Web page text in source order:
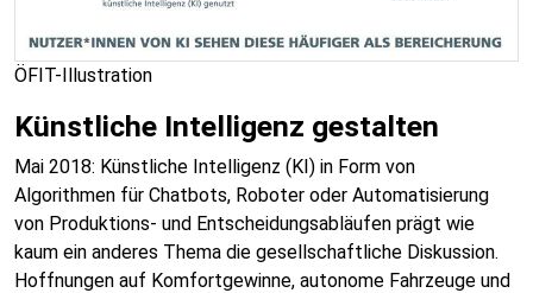
ÖFIT-Illustration
Künstliche Intelligenz gestalten
Mai 2018: Künstliche Intelligenz (KI) in Form von
Algorithmen für Chatbots, Roboter oder Automatisierung
von Produktions- und Entscheidungsabläufen prägt wie
kaum ein anderes Thema die gesellschaftliche Diskussion.
Hoffnungen auf Komfortgewinne, autonome Fahrzeuge und